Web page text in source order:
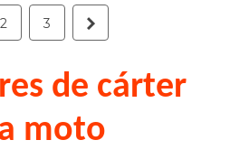
2 3
de cárter
moto